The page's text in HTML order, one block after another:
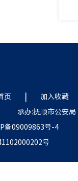
页 |
加入收藏
承办:抚顺市公安局
备09009863号-4
号